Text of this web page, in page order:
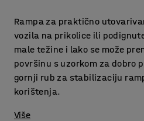
Rampa za praktično
vozila na prikolice ili
male težine i lako se može
površinu s uzorkom za dobro
gornji rub za stabilizaciju
korištenja.
Više